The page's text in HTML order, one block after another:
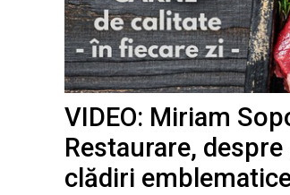
VIDEO: Miriam
Restaurare,
clădiri